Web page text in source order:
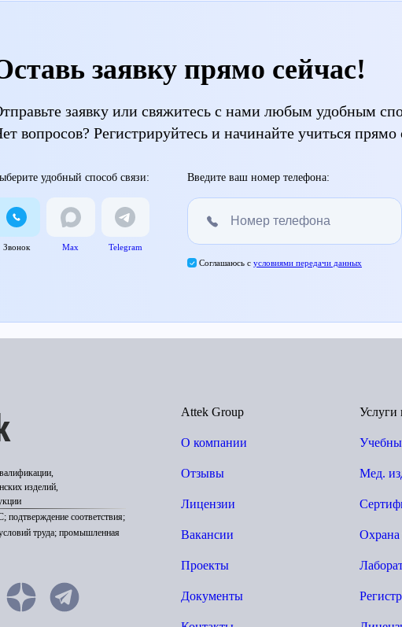
заявку прямо сейчас!
заявку или свяжитесь с нами любым удобным
вопросов? Регистрируйтесь и начинайте учиться прямо
удобный способ связи:
Звонок Max Telegram
Введите ваш номер телефона:
Соглашаюсь с условиями передачи данных
изделий,
соответствия;
труда; промышленная
Attek Group
О компании
Отзывы
Лицензии
Вакансии
Проекты
Документы
Услуги
Мед.
Охрана